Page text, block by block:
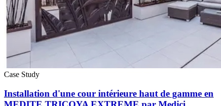
Case Study
Installation d'une cour intérieure haut de gamme en